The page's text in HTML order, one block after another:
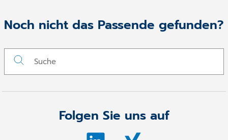
Noch nicht das Passende gefunden?
Folgen Sie uns auf